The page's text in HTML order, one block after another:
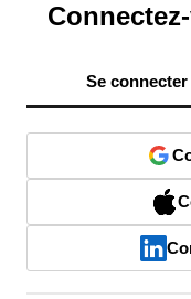
Se connecter